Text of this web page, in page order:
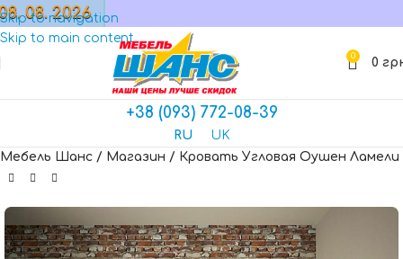
Skip to navigation
Skip to main content
МАГАЗИН
0 0
+38 (093) 772-08-39
RU
UK
Мебель Шанс / Магазин / Кровать Угловая Оушен Ламели
08. 2026